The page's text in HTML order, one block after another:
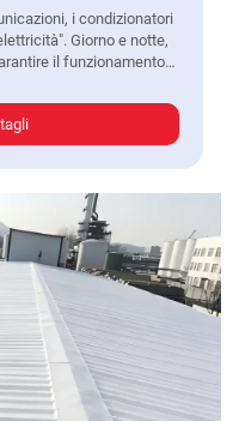
i condizionatori
Giorno e notte,
il funzionamento
consumi elettrici